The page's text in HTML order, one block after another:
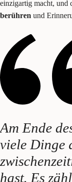
einzigartig macht, und
berühren und
Am Ende
viele Dinge
hast. Es